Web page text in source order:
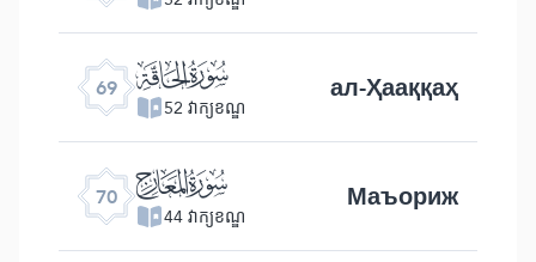
69 ﯲ
52 វាក្យខណ្ឌ ал-Ҳааққаҳ
70 ﯳ
44 វាក្យខណ្ឌ Маъориж